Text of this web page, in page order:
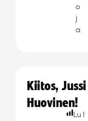
o
j
a:
Kiitos, Jussi
Huovinen!
Lu 1